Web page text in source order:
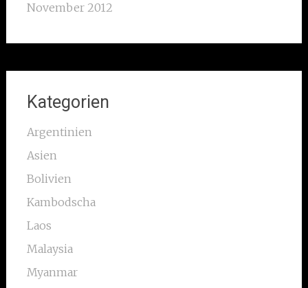
November 2012
Kategorien
Argentinien
Asien
Bolivien
Kambodscha
Laos
Malaysia
Myanmar